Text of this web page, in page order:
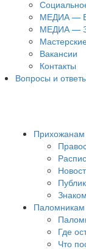
МЕДИА —
МЕДИА —
Вакансии
Контакты
Вопросы и
Прихожанам
Паломникам
Где
Что